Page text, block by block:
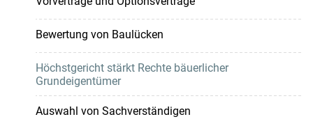
Bewertung von Baulücken
Höchstgericht stärkt Rechte bäuerlicher
Grundeigentümer
Auswahl von Sachverständigen